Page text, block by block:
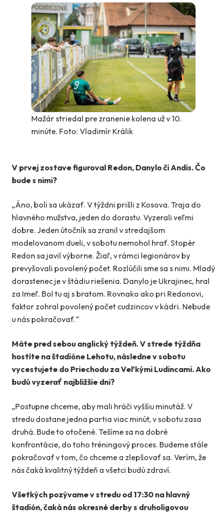
Mažár striedal pre zranenie kolena už v 10.
minúte. Foto: Vladimír Králik
V prvej zostave figuroval Redon, Danylo či Andis. Čo
bude s nimi?
„Áno, boli sa ukázať. V týždni prišli z Kosova. Traja do
hlavného mužstva, jeden do dorastu. Vyzerali veľmi
dobre. Jeden útočník sa zranil v stredajšom
modelovanom dueli, v sobotu nemohol hrať. Stopér
Redon sa javil výborne. Žiaľ, v rámci legionárov by
prevyšovali povolený počet. Rozlúčili sme sa s nimi. Mladý
dorastenec je v štádiu riešenia. Danylo je Ukrajinec, hral
za Imeľ. Bol tu aj s bratom. Rovnako ako pri Redonovi,
faktor zohral povolený počet cudzincov v kádri. Nebude
u nás pokračovať.“
Máte pred sebou anglický týždeň. V strede týždňa
hostíte na štadióne Lehotu, následne v sobotu
vycestujete do Priechodu za Veľkými Ludincami. Ako
budú vyzerať najbližšie dni?
„Postupne chceme, aby mali hráči vyššiu minutáž. V
stredu dostane jedna partia viac minút, v sobotu zasa
druhá. Bude to otočené. Tešíme sa na dobré
konfrontácie, do toho tréningový proces. Budeme stále
pokračovať v tom, čo chceme a zlepšovať sa. Verím, že
nás čaká kvalitný týždeň a všetci budú zdraví.
Všetkých pozývame v stredu od 17:30 na hlavný
štadión, čaká nás okresné derby s druholigovou